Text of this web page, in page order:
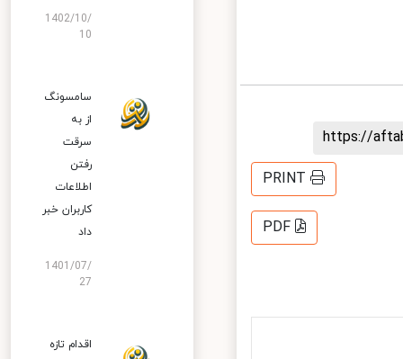
https://
PRINT
PDF
1402/10/
10
سامسونگ
از به
سرقت
رفتن
اطلاعات
کاربران خبر
داد
1401/07/
27
اقدام تازه